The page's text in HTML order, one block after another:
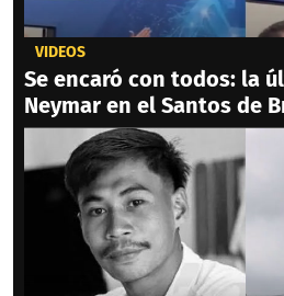
VIDEOS
Se encaró con todos: la
Neymar en el Santos de